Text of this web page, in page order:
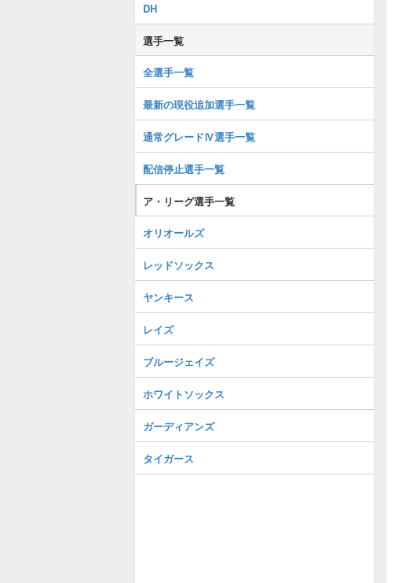
DH
選手一覧
全選手一覧
最新の現役追加選手一覧
通常グレードⅣ選手一覧
配信停止選手一覧
ア・リーグ選手一覧
オリオールズ
レッドソックス
ヤンキース
レイズ
ブルージェイズ
ホワイトソックス
ガーディアンズ
タイガース